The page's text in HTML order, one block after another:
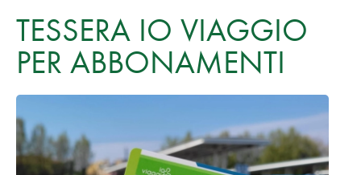
TESSERA IO VIAGGIO
PER ABBONAMENTI